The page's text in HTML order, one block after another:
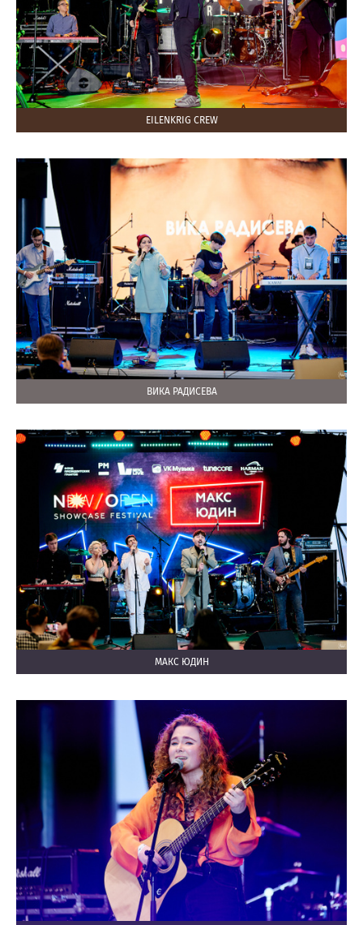
EILENKRIG CREW
ВИКА РАДИСЕВА
МАКС ЮДИН